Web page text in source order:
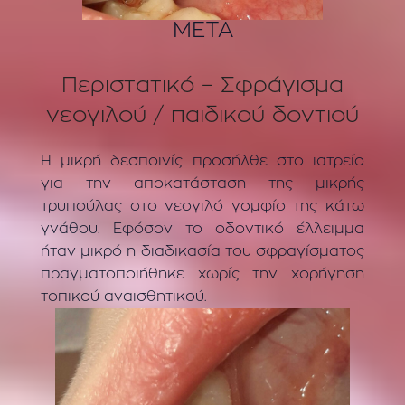
ΜΕΤΑ
Περιστατικό – Σφράγισμα
νεογιλού / παιδικού δοντιού
Η μικρή δεσποινίς προσήλθε στο ιατρείο
για την αποκατάσταση της μικρής
τρυπούλας στο νεογιλό γομφίο της κάτω
γνάθου. Εφόσον το οδοντικό έλλειμμα
ήταν μικρό η διαδικασία του σφραγίσματος
πραγματοποιήθηκε χωρίς την χορήγηση
τοπικού αναισθητικού.